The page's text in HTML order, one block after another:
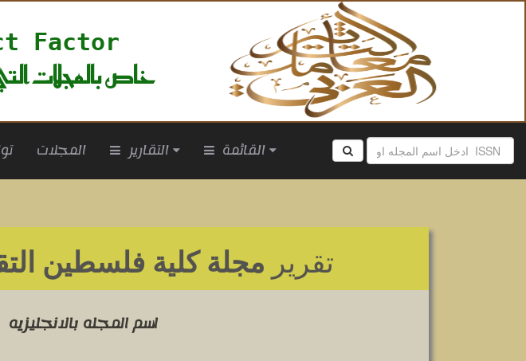
Factor
خاص بالمجلات
المجلات التقارير القائمة
تقرير مجلة كلية فلسطين
اسم المجله بالانجليزيه